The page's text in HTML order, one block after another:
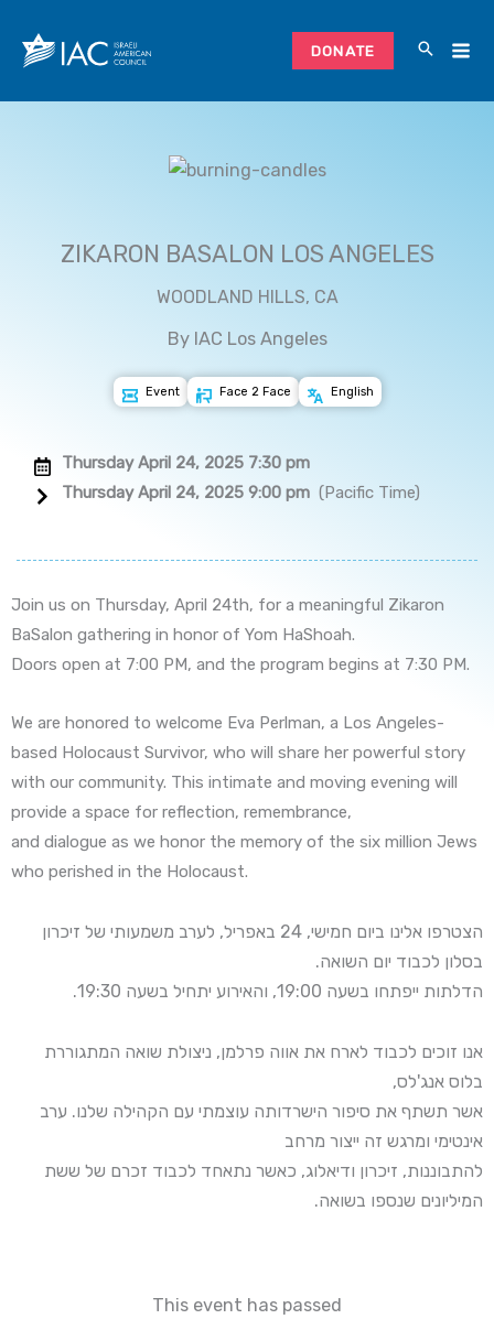
content
DONATE
ZIKARON BASALON LOS ANGELES
WOODLAND HILLS, CA
By IAC Los Angeles
Event Face 2 Face English
Thursday April 24, 2025 7:30 pm
Thursday April 24, 2025 9:00 pm (Pacific Time)
Join us on Thursday, April 24th, for a meaningful Zikaron
BaSalon gathering in honor of Yom HaShoah.
Doors open at 7:00 PM, and the program begins at 7:30 PM.
We are honored to welcome Eva Perlman, a Los Angeles-
based Holocaust Survivor, who will share her powerful story
with our community. This intimate and moving evening will
provide a space for reflection, remembrance,
and dialogue as we honor the memory of the six million Jews
who perished in the Holocaust.
הצטרפו אלינו ביום חמישי, 24 באפריל, לערב משמעותי של זיכרון
בסלון לכבוד יום השואה.
הדלתות ייפתחו בשעה 19:00, והאירוע יתחיל בשעה 19:30.
אנו זוכים לכבוד לארח את אווה פרלמן, ניצולת שואה המתגוררת
בלוס אנג'לס,
אשר תשתף את סיפור הישרדותה עוצמתי עם הקהילה שלנו. ערב
אינטימי ומרגש זה ייצור מרחב
להתבוננות, זיכרון ודיאלוג, כאשר נתאחד לכבוד זכרם של ששת
המיליונים שנספו בשואה.
This event has passed